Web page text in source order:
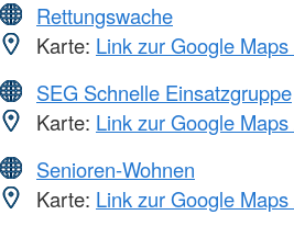
Rettungswache
Karte: Link zur Google
SEG Schnelle Einsatzgruppe
Karte: Link zur Google
Senioren-Wohnen
Karte: Link zur Google